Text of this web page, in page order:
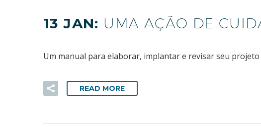
13 JAN: UMA AÇÃO DE
Um manual para elaborar, implantar e revisar seu projeto
READ MORE